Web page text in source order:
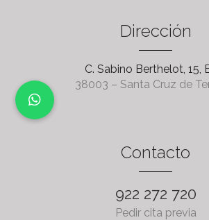
Dirección
C. Sabino Berthelot, 15,
38003 – Santa Cruz de
Contacto
922 272 720
Pedir cita previa